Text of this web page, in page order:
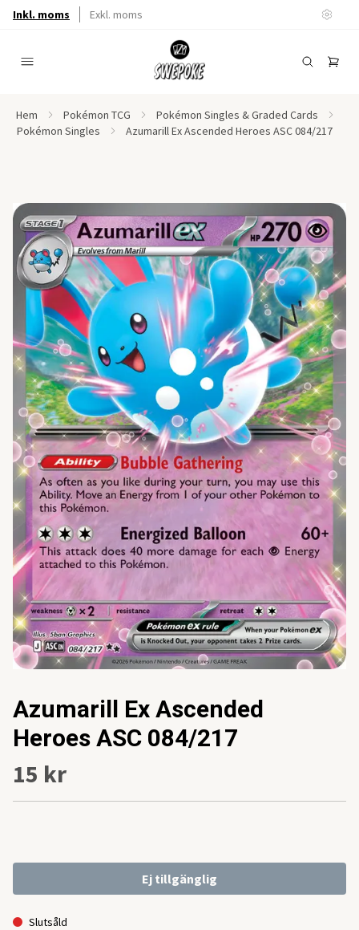
Inkl. moms Exkl. moms
Hem Pokémon TCG
Pokémon Singles & Graded Cards
Pokémon Singles
Azumarill Ex Ascended Heroes ASC 084/217
Azumarill Ex Ascended
Heroes ASC 084/217
15 kr
Ej tillgänglig
Slutsåld